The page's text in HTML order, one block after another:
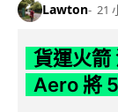
Lawton 21
貨運火箭
Aero 將